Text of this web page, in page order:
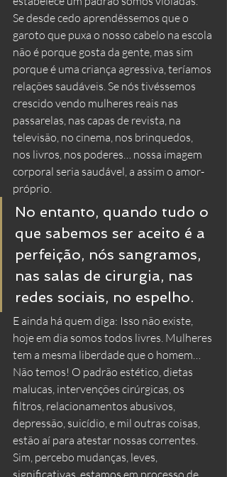
Se desde cedo aprendêssemos que o
garoto que puxa o nosso cabelo na escola
não é porque gosta da gente, mas sim
porque é uma criança agressiva, teríamos
relações saudáveis. Se nós tivéssemos
crescido vendo mulheres reais nas
passarelas, nas capas de revista, na
televisão, no cinema, nos brinquedos,
nos livros, nos poderes… nossa imagem
corporal seria saudável, a assim o amor-
próprio.
No entanto, quando tudo o
que sabemos ser aceito é a
perfeição, nós sangramos,
nas salas de cirurgia, nas
redes sociais, no espelho.
E ainda há quem diga: Isso não existe,
hoje em dia somos todos livres. Mulheres
tem a mesma liberdade que o homem…
Não temos! O padrão estético, dietas
malucas, intervenções cirúrgicas, os
filtros, relacionamentos abusivos,
depressão, suicídio, e mil outras coisas,
estão aí para atestar nossas correntes.
Sim, percebo mudanças, leves,
significativas, estamos em processo de